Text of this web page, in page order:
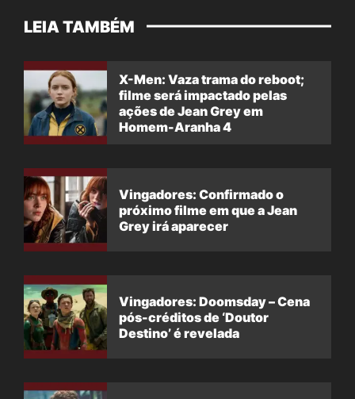
LEIA TAMBÉM
X-Men: Vaza trama do reboot;
filme será impactado pelas
ações de Jean Grey em
Homem-Aranha 4
Vingadores: Confirmado o
próximo filme em que a Jean
Grey irá aparecer
Vingadores: Doomsday – Cena
pós-créditos de ‘Doutor
Destino’ é revelada